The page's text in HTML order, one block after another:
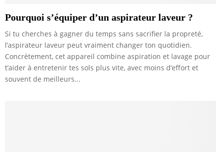
Pourquoi s’équiper d’un aspirateur laveur ?
Si tu cherches à gagner du temps sans sacrifier la propreté,
l’aspirateur laveur peut vraiment changer ton quotidien.
Concrètement, cet appareil combine aspiration et lavage pour
t’aider à entretenir tes sols plus vite, avec moins d’effort et
souvent de meilleurs...